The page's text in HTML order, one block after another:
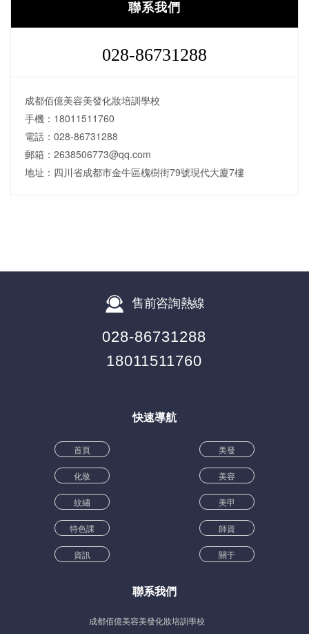
聯系我們
028-86731288
成都佰億美容美發化妝培訓學校
手機：18011511760
電話：028-86731288
郵箱：2638506773@qq.com
地址：四川省成都市金牛區槐樹街79號現代大廈7樓
售前咨詢熱線
028-86731288
18011511760
快速導航
首頁 美發
化妝 美容
紋繡 美甲
特色課 師資
資訊 關于
聯系我們
成都佰億美容美發化妝培訓學校